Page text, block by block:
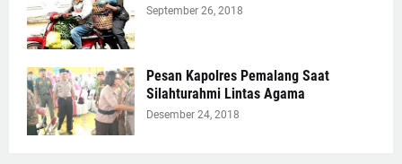
September 26, 2018
Pesan Kapolres Pemalang Saat
Silahturahmi Lintas Agama
Desember 24, 2018